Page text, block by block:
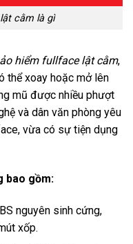
cằm là gì
hiểm fullface lật cằm,
thể xoay hoặc mở lên
mũ được nhiều phượt
và dân văn phòng yêu
vừa có sự tiện dụng
bao gồm:
nguyên sinh cứng,
xốp.